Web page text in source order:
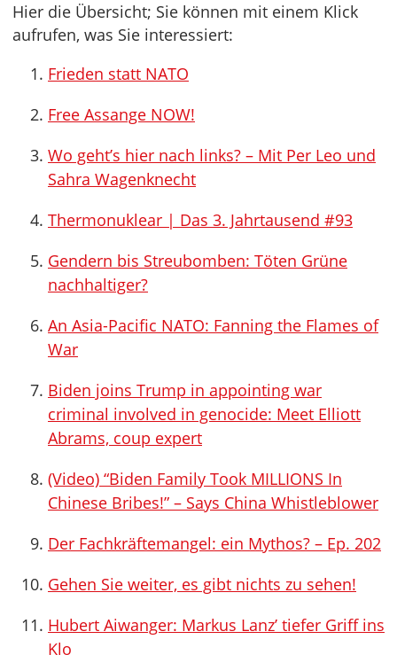
Hier die Übersicht; Sie können mit einem Klick
aufrufen, was Sie interessiert:
Frieden statt NATO
Free Assange NOW!
Wo geht’s hier nach links? – Mit Per Leo und
Sahra Wagenknecht
Thermonuklear | Das 3. Jahrtausend #93
Gendern bis Streubomben: Töten Grüne
nachhaltiger?
An Asia-Pacific NATO: Fanning the Flames of
War
Biden joins Trump in appointing war
criminal involved in genocide: Meet Elliott
Abrams, coup expert
(Video) “Biden Family Took MILLIONS In
Chinese Bribes!” – Says China Whistleblower
Der Fachkräftemangel: ein Mythos? – Ep. 202
Gehen Sie weiter, es gibt nichts zu sehen!
Hubert Aiwanger: Markus Lanz’ tiefer Griff ins
Klo